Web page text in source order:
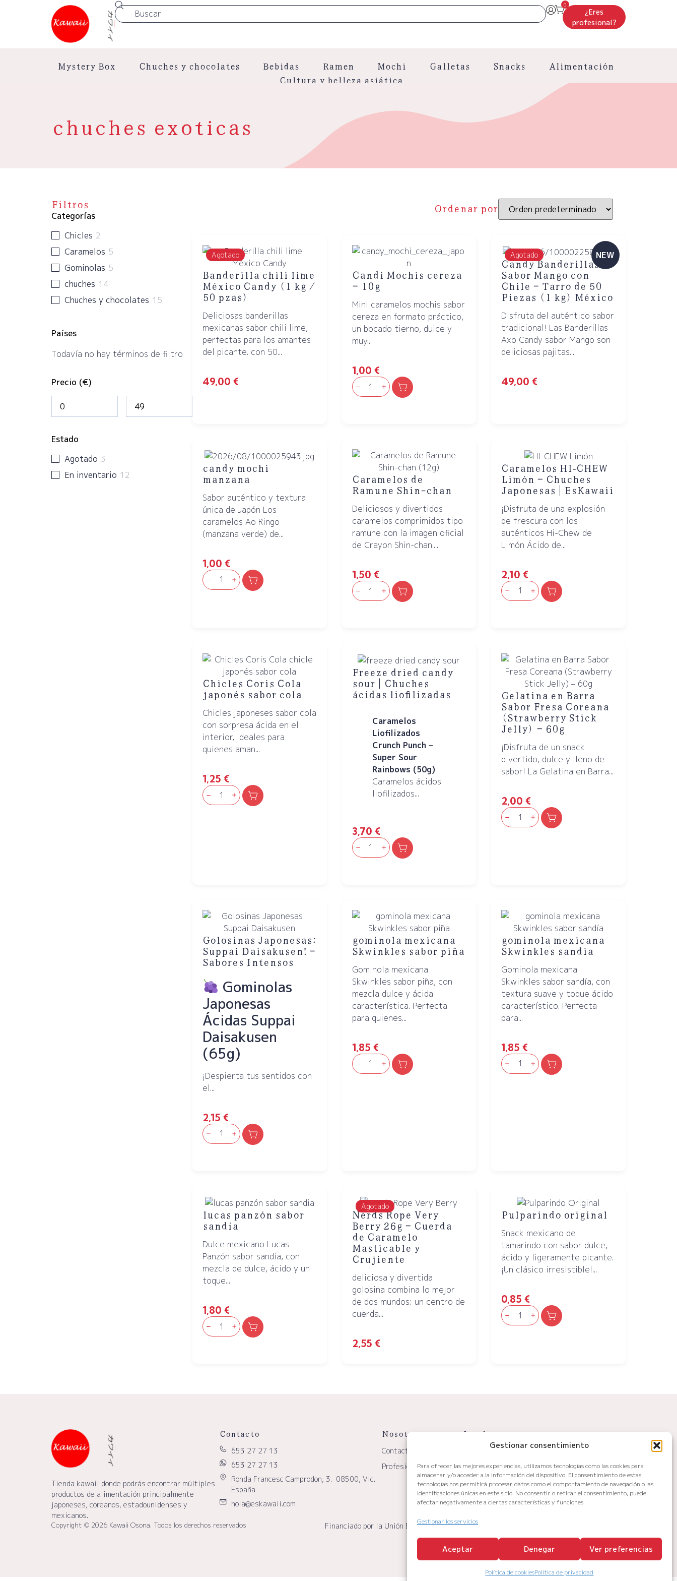
Gestionar consentimiento
Para ofrecer las mejores experiencias, utilizamos tecnologías como las cookies para
almacenar y/o acceder a la información del dispositivo. El consentimiento de estas
tecnologías nos permitirá procesar datos como el comportamiento de navegación o las
identificaciones únicas en este sitio. No consentir o retirar el consentimiento, puede
afectar negativamente a ciertas características y funciones.
Gestionar los servicios
Aceptar Denegar Ver preferencias
Política de cookiesPolítica de privacidad
0
¿Eres
profesional?
Mystery Box Chuches y chocolates Bebidas Ramen Mochi Galletas Snacks
Alimentación
Cultura y belleza asiática
chuches exoticas
Filtros
Categorías
Chicles 2
Caramelos 5
Gominolas 5
chuches 14
Chuches y chocolates 15
Países
Todavía no hay términos de filtro
Precio (€)
Estado
Agotado 3
En inventario 12
Ordenar por
Agotado
Banderilla chili lime
México Candy (1 kg /
50 pzas)
Deliciosas banderillas
mexicanas sabor chili lime,
perfectas para los amantes
del picante. con 50...
49,00 €
Candi Mochis cereza
– 10g
Mini caramelos mochis sabor
cereza en formato práctico,
un bocado tierno, dulce y
muy...
1,00 €
Agotado NEW
Candy Banderillas
Sabor Mango con
Chile – Tarro de 50
Piezas (1 kg) México
Disfruta del auténtico sabor
tradicional! Las Banderillas
Axo Candy sabor Mango son
deliciosas pajitas...
49,00€
candy mochi
manzana
Sabor auténtico y textura
única de Japón Los
caramelos Ao Ringo
(manzana verde) de...
1,00 €
Caramelos de
Ramune Shin-chan
Deliciosos y divertidos
caramelos comprimidos tipo
ramune con la imagen oficial
de Crayon Shin-chan....
1,50 €
Caramelos HI‑CHEW
Limón – Chuches
Japonesas | EsKawaii
¡Disfruta de una explosión
de frescura con los
auténticos Hi-Chew de
Limón Ácido de...
2,10€
Chicles Coris Cola
japonés sabor cola
Chicles japoneses sabor cola
con sorpresa ácida en el
interior, ideales para
quienes aman...
1,25 €
Freeze dried candy
sour | Chuches
ácidas liofilizadas
Caramelos
Liofilizados
Crunch Punch –
Super Sour
Rainbows (50g)
Caramelos ácidos
liofilizados...
3,70 €
Gelatina en Barra
Sabor Fresa Coreana
(Strawberry Stick
Jelly) – 60g
¡Disfruta de un snack
divertido, dulce y lleno de
sabor! La Gelatina en Barra...
2,00€
Golosinas Japonesas:
Suppai Daisakusen! –
Sabores Intensos
Gominolas
Japonesas
Ácidas Suppai
Daisakusen
(65g)
¡Despierta tus sentidos con
el...
2,15 €
gominola mexicana
Skwinkles sabor piña
Gominola mexicana
Skwinkles sabor piña, con
mezcla dulce y ácida
característica. Perfecta
para quienes...
1,85 €
gominola mexicana
Skwinkles sandia
Gominola mexicana
Skwinkles sabor sandía, con
textura suave y toque ácido
característico. Perfecta
para...
1,85€
lucas panzón sabor
sandía
Dulce mexicano Lucas
Panzón sabor sandía, con
mezcla de dulce, ácido y un
toque...
1,80 €
Agotado
Nerds Rope Very
Berry 26g – Cuerda
de Caramelo
Masticable y
Crujiente
deliciosa y divertida
golosina combina lo mejor
de dos mundos: un centro de
cuerda...
2,55 €
Pulparindo original
Snack mexicano de
tamarindo con sabor dulce,
ácido y ligeramente picante.
¡Un clásico irresistible!...
0,85€
Tienda kawaii donde podrás encontrar múltiples
productos de alimentación principalmente
japoneses, coreanos, estadounidenses y
mexicanos.
Contacto
653 27 27 13
653 27 27 13
Ronda Francesc Camprodon, 3. 08500, Vic.
España
hola@eskawaii.com
Nosotros
Contacto
Profesionales
Legal
Política de privacidad
Política de cookies
Política de devoluciones y reembolsos
Accesibilidad web
Copyright © 2026 Kawaii Osona. Todos los derechos reservados
Financiado por la Unión Europea – Next
Generation EU